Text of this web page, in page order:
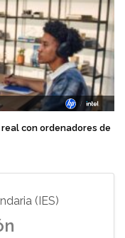
con ordenadores de
(IES)